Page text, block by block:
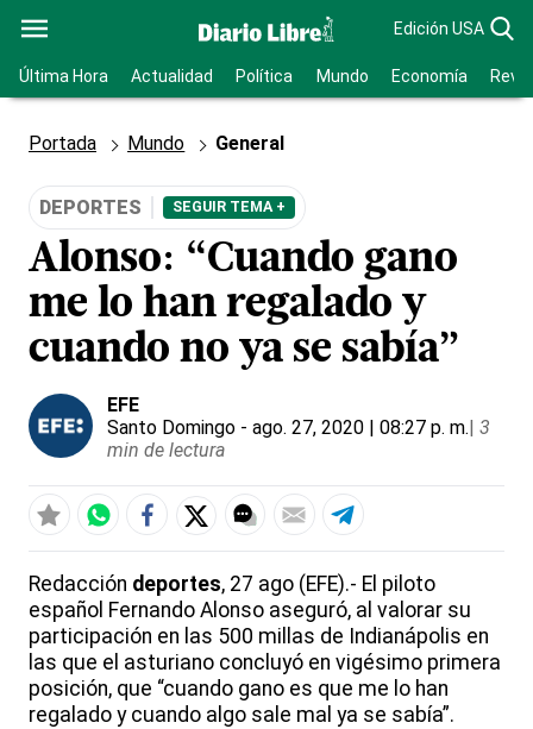
Edición USA
Última Hora Actualidad Política Mundo Economía
Portada Mundo General
DEPORTES SEGUIR TEMA +
Alonso: “Cuando gano
me lo han regalado y
cuando no ya se sabía”
EFE
Santo Domingo - ago. 27, 2020 | 08:27 p. m.| 3
min de lectura
Redacción deportes, 27 ago (EFE).- El piloto
español Fernando Alonso aseguró, al valorar su
participación en las 500 millas de Indianápolis en
las que el asturiano concluyó en vigésimo primera
posición, que “cuando gano es que me lo han
regalado y cuando algo sale mal ya se sabía”.